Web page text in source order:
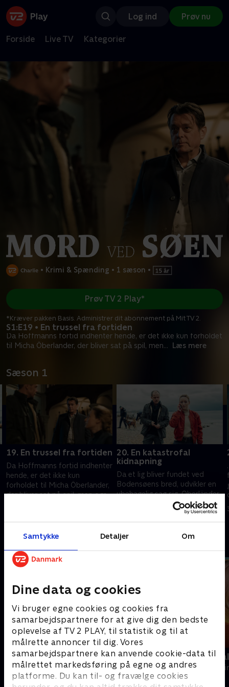
Samtykke Detaljer Om
Dine data og cookies
Vi bruger egne cookies og cookies fra
samarbejdspartnere for at give dig den bedste
oplevelse af TV 2 PLAY, til statistik og til at
målrette annoncer til dig. Vores
samarbejdspartnere kan anvende cookie-data til
målrettet markedsføring på egne og andres
platforme. Du kan til- og fravælge cookies
Log ind Prøv nu
Forside Live TV Kategorier
• Krimi & Spænding • 1 sæson •
S1:E19 • En trussel fra fortiden
Da Hoffmanns fortid indhenter hende, er det ikke kun forholdet
til Micha Öberlander, der bliver sat på spil, men... Læs mere
Prøv TV 2 Play*
*Kræver pakken Basis. Administrer dit abonnement på Mit TV 2.
Sæson 1
19. En trussel fra fortiden
Da Hoffmanns fortid indhenter
hende, er det ikke kun
forholdet til Micha Öberlander,
der bliver sat på spil, men også
20. En katastrofal
kidnapning
Da et lig bliver fundet ved
Bodensøens bred, udvikler en
ubehagelig sag sig. Oberländer
og Hoffmann ender i et kapløb
mod tiden for at befri en
kidnappet dreng.
Andre så også
Mord i Alperne
Krimi & Spænding • 6 sæsoner
Mord på
Krimi &